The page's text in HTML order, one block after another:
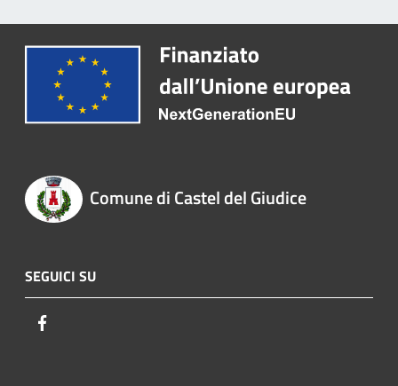
Comune di Castel del Giudice
SEGUICI SU